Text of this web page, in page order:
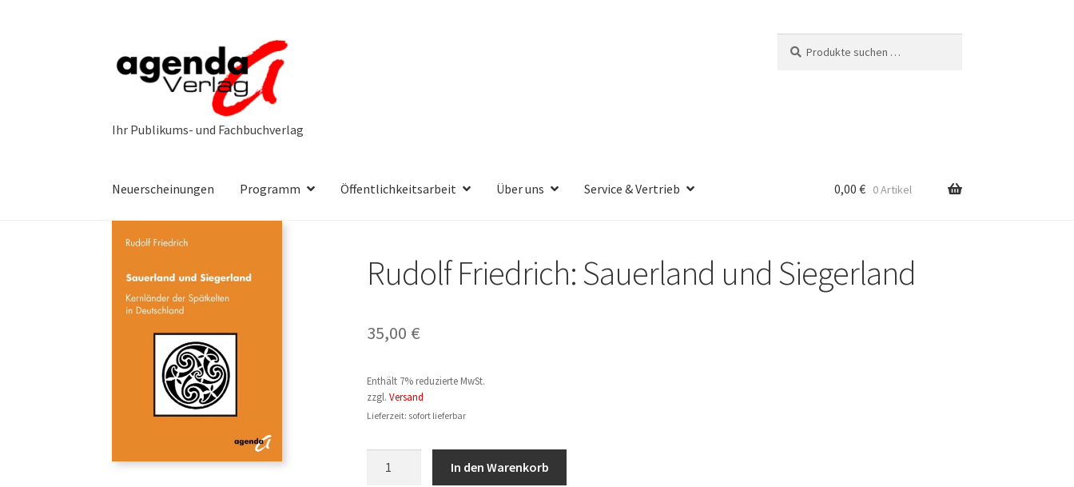
Navigation
springen
Inhalt
springen
nach:
Neuerscheinungen Programm Öffentlichkeitsarbeit Über uns Service & Vertrieb 0,00€ 0 Artikel
Rudolf Friedrich: Sauerland und Siegerland
35,00 €
Enthält 7% reduzierte MwSt.
zzgl.Versand
Lieferzeit: sofort lieferbar
In den Warenkorb